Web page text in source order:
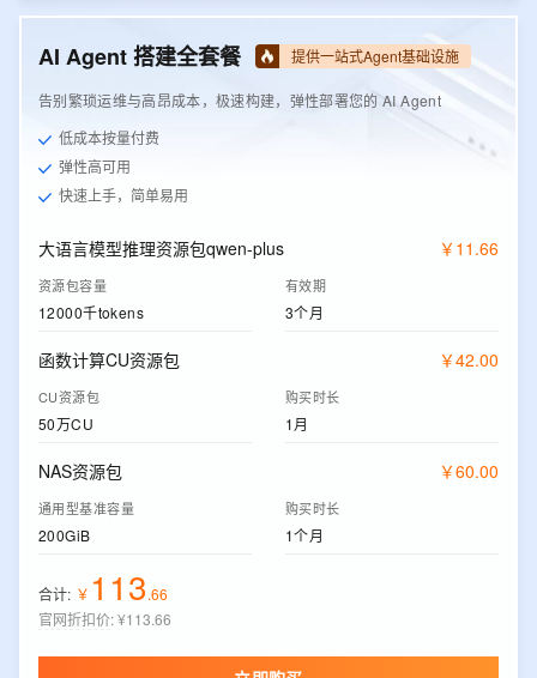
AI Agent 搭建全套餐 提供一站式Agent基础设施
告别繁琐运维与高昂成本，极速构建，弹性部署您的 AI Agent
低成本按量付费
弹性高可用
快速上手，简单易用
大语言模型推理资源包qwen-plus ￥ 11 .66
资源包容量
12000千tokens
有效期
3个月
函数计算CU资源包 ￥42.00
CU资源包
50万CU
购买时长
1月
NAS资源包 ￥60.00
通用型基准容量
200GiB
购买时长
1个月
合计: ￥ 113.66
官网折扣价:¥113.66